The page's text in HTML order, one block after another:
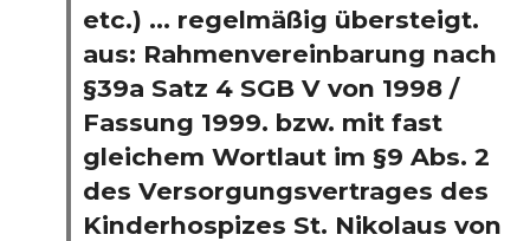
etc.) … regelmäßig übersteigt.
aus: Rahmenvereinbarung nach
§39a Satz 4 SGB V von 1998 /
Fassung 1999. bzw. mit fast
gleichem Wortlaut im §9 Abs. 2
des Versorgungsvertrages des
Kinderhospizes St. Nikolaus von